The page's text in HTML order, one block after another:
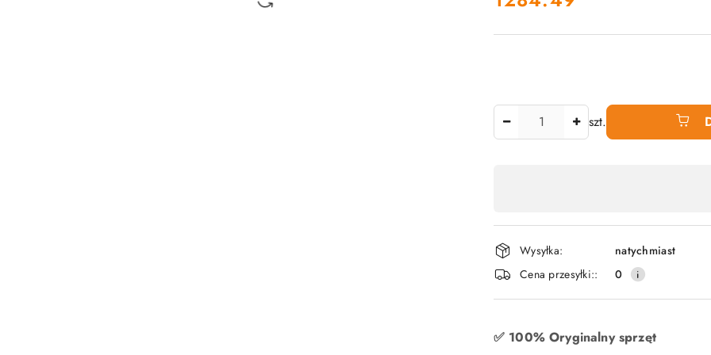
szt.
,
płatność
i
dostawa
Wysyłka:
natychmiast
Cena przesyłki::
0
✅ 100% Oryginalny sprzęt